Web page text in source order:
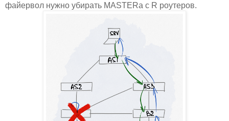
файервол нужно убирать MASTERа с R роутеров.